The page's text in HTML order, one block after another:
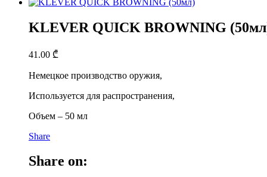
KLEVER QUICK BROWNING
41.00 ₾
Немецкое производство оружия,
Используется для распространения,
Объем – 50 мл
Share
Share on: